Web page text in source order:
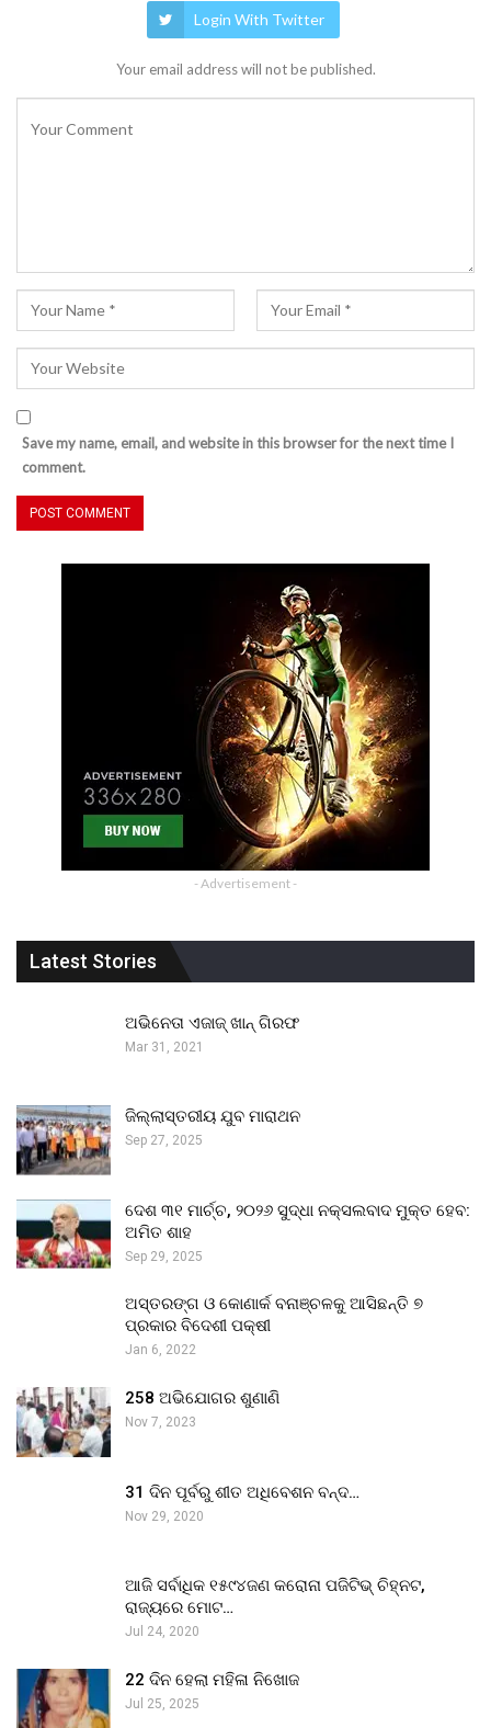
Login With Twitter
Your email address will not be published.
Save my name, email, and website in this browser for the next time I
comment.
- Advertisement -
Latest Stories
ଅଭିନେତା ଏଜାଜ୍ ଖାନ୍ ଗିରଫ
Mar 31, 2021
ଜିଲ୍ଲାସ୍ତରୀୟ ଯୁବ ମାରାଥନ
Sep 27, 2025
ଦେଶ ୩୧ ମାର୍ଚ୍ଚ, ୨୦୨୬ ସୁଦ୍ଧା ନକ୍ସଲବାଦ ମୁକ୍ତ ହେବ:
ଅମିତ ଶାହ
Sep 29, 2025
ଅସ୍ତରଙ୍ଗ ଓ କୋଣାର୍କ ବନାଞ୍ଚଳକୁ ଆସିଛନ୍ତି ୭
ପ୍ରକାର ବିଦେଶୀ ପକ୍ଷୀ
Jan 6, 2022
258 ଅଭିଯୋଗର ଶୁଣାଣି
Nov 7, 2023
31 ଦିନ ପୂର୍ବରୁ ଶୀତ ଅଧିବେଶନ ବନ୍ଦ…
Nov 29, 2020
ଆଜି ସର୍ବାଧିକ ୧୫୯୪ଜଣ କରୋନା ପଜିଟିଭ୍ ଚିହ୍ନଟ,
ରାଜ୍ୟରେ ମୋଟ…
Jul 24, 2020
22 ଦିନ ହେଲା ମହିଳା ନିଖୋଜ
Jul 25, 2025